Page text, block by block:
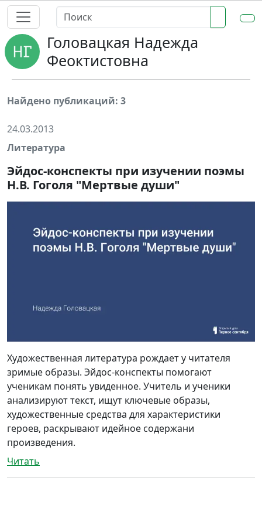
Головацкая Надежда
Феоктистовна
Найдено публикаций: 3
24.03.2013
Литература
Эйдос-конспекты при изучении поэмы
Н.В. Гоголя "Мертвые души"
Художественная литература рождает у читателя
зримые образы. Эйдос-конспекты помогают
ученикам понять увиденное. Учитель и ученики
анализируют текст, ищут ключевые образы,
художественные средства для характеристики
героев, раскрывают идейное содержани
произведения.
Читать